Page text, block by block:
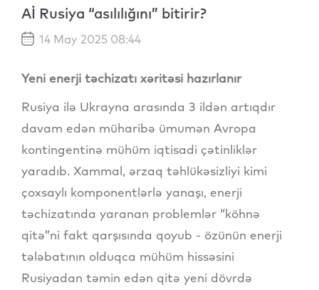
Aİ Rusiya “asılılığını” bitirir?
14 May 2025 08:44
Yeni enerji təchizatı xəritəsi hazırlanır
Rusiya ilə Ukrayna arasında 3 ildən artıqdır
davam edən müharibə ümumən Avropa
kontingentinə mühüm iqtisadi çətinliklər
yaradıb. Xammal, ərzaq təhlükəsizliyi kimi
çoxsaylı komponentlərlə yanaşı, enerji
təchizatında yaranan problemlər “köhnə
qitə”ni fakt qarşısında qoyub - özünün enerji
tələbatının olduqca mühüm hissəsini
Rusiyadan təmin edən qitə yeni dövrdə